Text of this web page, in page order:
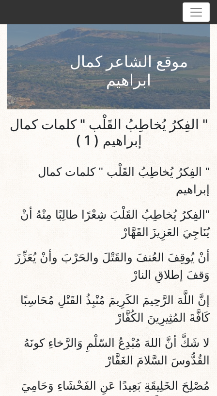
موقع الشاعر كمال
ابراهيم
" الفِكرُ يُخاطِبُ القَلْب " كلمات كمال
إبراهيم ( 1 )
" الفِكرُ يُخاطِبُ القَلْب " كلمات كمال
إبراهيم
"الفِكرُ يُخاطِبُ القَلْبَ شِعْرًا طالِبًا مِنْهُ أنْ
يُنَاجِيَ العَزِيزَ
القَهَّارْ
أنْ يُوقِفَ العُنفَ والقَتْلَ والحَرْبَ وأنْ يُعَزِّزَ
وَقفَ إطلاقِ النارْ
إنَّ اللَّهَ الرَّحِيمَ الكَرِيمَ مُنْبِذُ القَتْلِ مُحَاسِبًا
كَافَّةَ المُثِيرِينَ الكُفَّارْ
لا شَكَّ أنَّ اللهَ مُبْدِعُ السّلْمِ وَالرَّخاءِ كونَهُ
القُدُّوسَ السَّلامَ الغَفَّارْ
مُصْلِحَ الخَلِيقَةِ بَعِيدًا عَنِ الفَحْشَاءِ وَحَامِيَ